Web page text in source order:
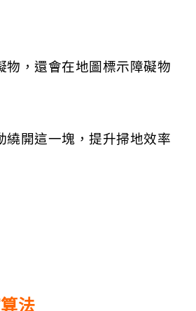
物，還會在地圖標示障礙物
繞開這一塊，提升掃地效率
法